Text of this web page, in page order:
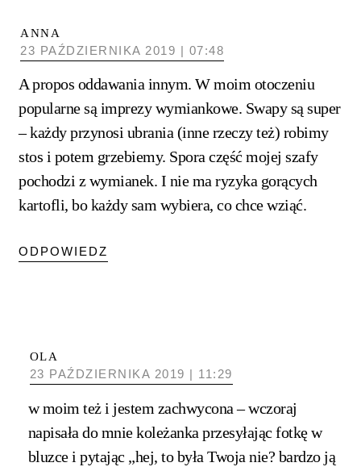
ANNA
23 PAŹDZIERNIKA 2019 | 07:48
A propos oddawania innym. W moim otoczeniu
popularne są imprezy wymiankowe. Swapy są super
– każdy przynosi ubrania (inne rzeczy też) robimy
stos i potem grzebiemy. Spora część mojej szafy
pochodzi z wymianek. I nie ma ryzyka gorących
kartofli, bo każdy sam wybiera, co chce wziąć.
ODPOWIEDZ
OLA
23 PAŹDZIERNIKA 2019 | 11:29
w moim też i jestem zachwycona – wczoraj
napisała do mnie koleżanka przesyłając fotkę w
bluzce i pytając „hej, to była Twoja nie? bardzo ją